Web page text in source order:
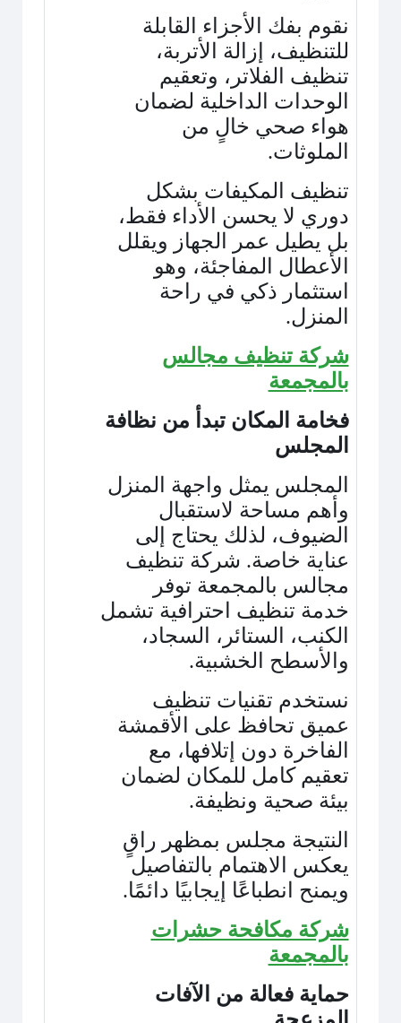
نقوم بفك الأجزاء القابلة
للتنظيف، إزالة الأتربة،
تنظيف الفلاتر، وتعقيم
الوحدات الداخلية لضمان
هواء صحي خالٍ من
الملوثات.
تنظيف المكيفات بشكل
دوري لا يحسن الأداء فقط،
بل يطيل عمر الجهاز ويقلل
الأعطال المفاجئة، وهو
استثمار ذكي في راحة
المنزل.
شركة تنظيف مجالس
بالمجمعة
فخامة المكان تبدأ من نظافة
المجلس
المجلس يمثل واجهة المنزل
وأهم مساحة لاستقبال
الضيوف، لذلك يحتاج إلى
عناية خاصة. شركة تنظيف
مجالس بالمجمعة توفر
خدمة تنظيف احترافية تشمل
الكنب، الستائر، السجاد،
والأسطح الخشبية.
نستخدم تقنيات تنظيف
عميق تحافظ على الأقمشة
الفاخرة دون إتلافها، مع
تعقيم كامل للمكان لضمان
بيئة صحية ونظيفة.
النتيجة مجلس بمظهر راقٍ
يعكس الاهتمام بالتفاصيل
ويمنح انطباعًا إيجابيًا دائمًا.
شركة مكافحة حشرات
بالمجمعة
حماية فعالة من الآفات